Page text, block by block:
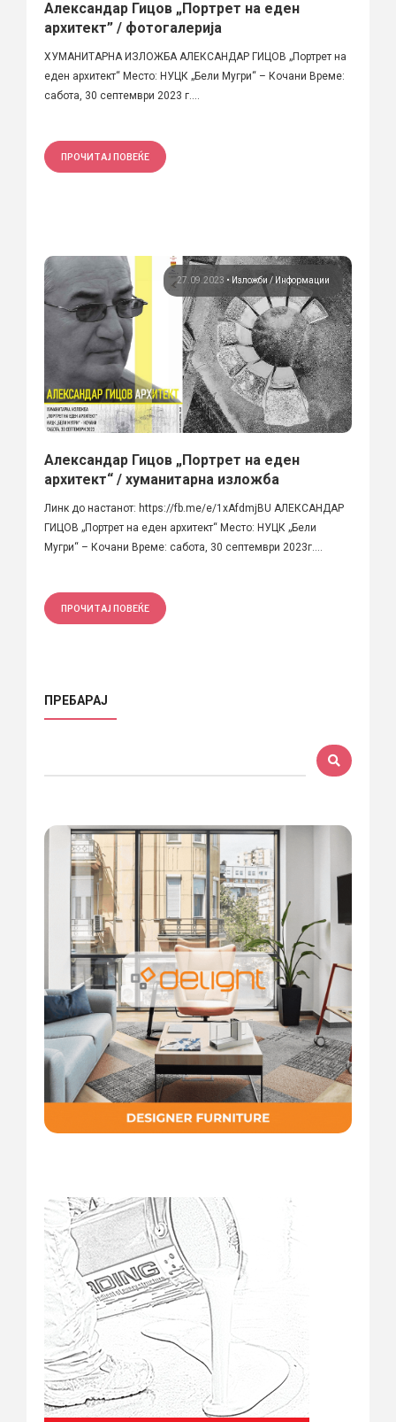
Александар Гицов „Портрет на еден
архитект” / фотогалерија
ХУМАНИТАРНА ИЗЛОЖБА АЛЕКСАНДАР ГИЦОВ „Портрет на
еден архитект“ Место: НУЦК „Бели Мугри“ – Кочани Време:
сабота, 30 септември 2023 г....
ПРОЧИТАЈ ПОВЕЌЕ
27.09.2023 • Изложби Информации
Александар Гицов „Портрет на еден
архитект“ / хуманитарна изложба
Линк до настанот: https://fb.me/e/1xAfdmjBU АЛЕКСАНДАР
ГИЦОВ „Портрет на еден архитект“ Место: НУЦК „Бели
Мугри“ – Кочани Време: сабота, 30 септември 2023г....
ПРОЧИТАЈ ПОВЕЌЕ
ПРЕБАРАЈ